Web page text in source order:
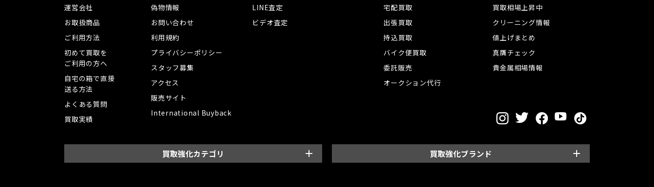
運営会社
お取扱商品
ご利用方法
初めて買取を
ご利用の方へ
自宅の箱で直接
送る方法
よくある質問
買取実績
偽物情報
お問い合わせ
利用規約
プライバシーポリシー
スタッフ募集
アクセス
販売サイト
International Buyback
LINE査定
ビデオ査定
宅配買取
出張買取
持込買取
バイク便買取
委託販売
オークション代行
買取相場上昇中
クリーニング情報
値上げまとめ
真贋チェック
貴金属相場情報
買取強化カテゴリ 買取強化ブランド